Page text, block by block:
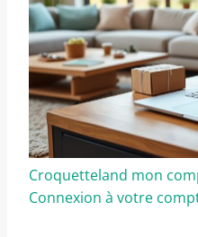
Croquetteland mon
Connexion à votre